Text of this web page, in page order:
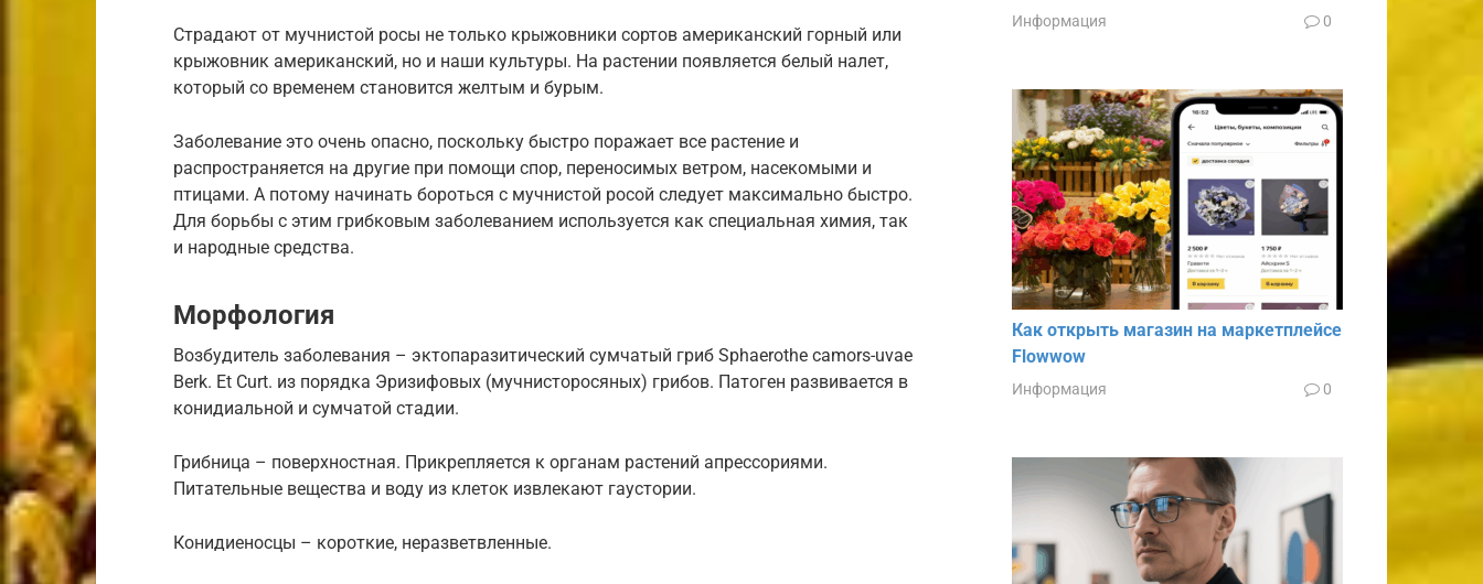
Страдают от мучнистой росы не только крыжовники сортов американский горный или
крыжовник американский, но и наши культуры. На растении появляется белый налет,
который со временем становится желтым и бурым.
Заболевание это очень опасно, поскольку быстро поражает все растение и
распространяется на другие при помощи спор, переносимых ветром, насекомыми и
птицами. А потому начинать бороться с мучнистой росой следует максимально быстро.
Для борьбы с этим грибковым заболеванием используется как специальная химия, так
и народные средства.
Морфология
Возбудитель заболевания – эктопаразитический сумчатый гриб Sphaerothe camors-uvae
Berk. Et Curt. из порядка Эризифовых (мучнисторосяных) грибов. Патоген развивается в
конидиальной и сумчатой стадии.
Грибница – поверхностная. Прикрепляется к органам растений апрессориями.
Питательные вещества и воду из клеток извлекают гаустории.
Конидиеносцы – короткие, неразветвленные.
Информация 0
Как открыть магазин на маркетплейсе
Flowwow
Информация 0